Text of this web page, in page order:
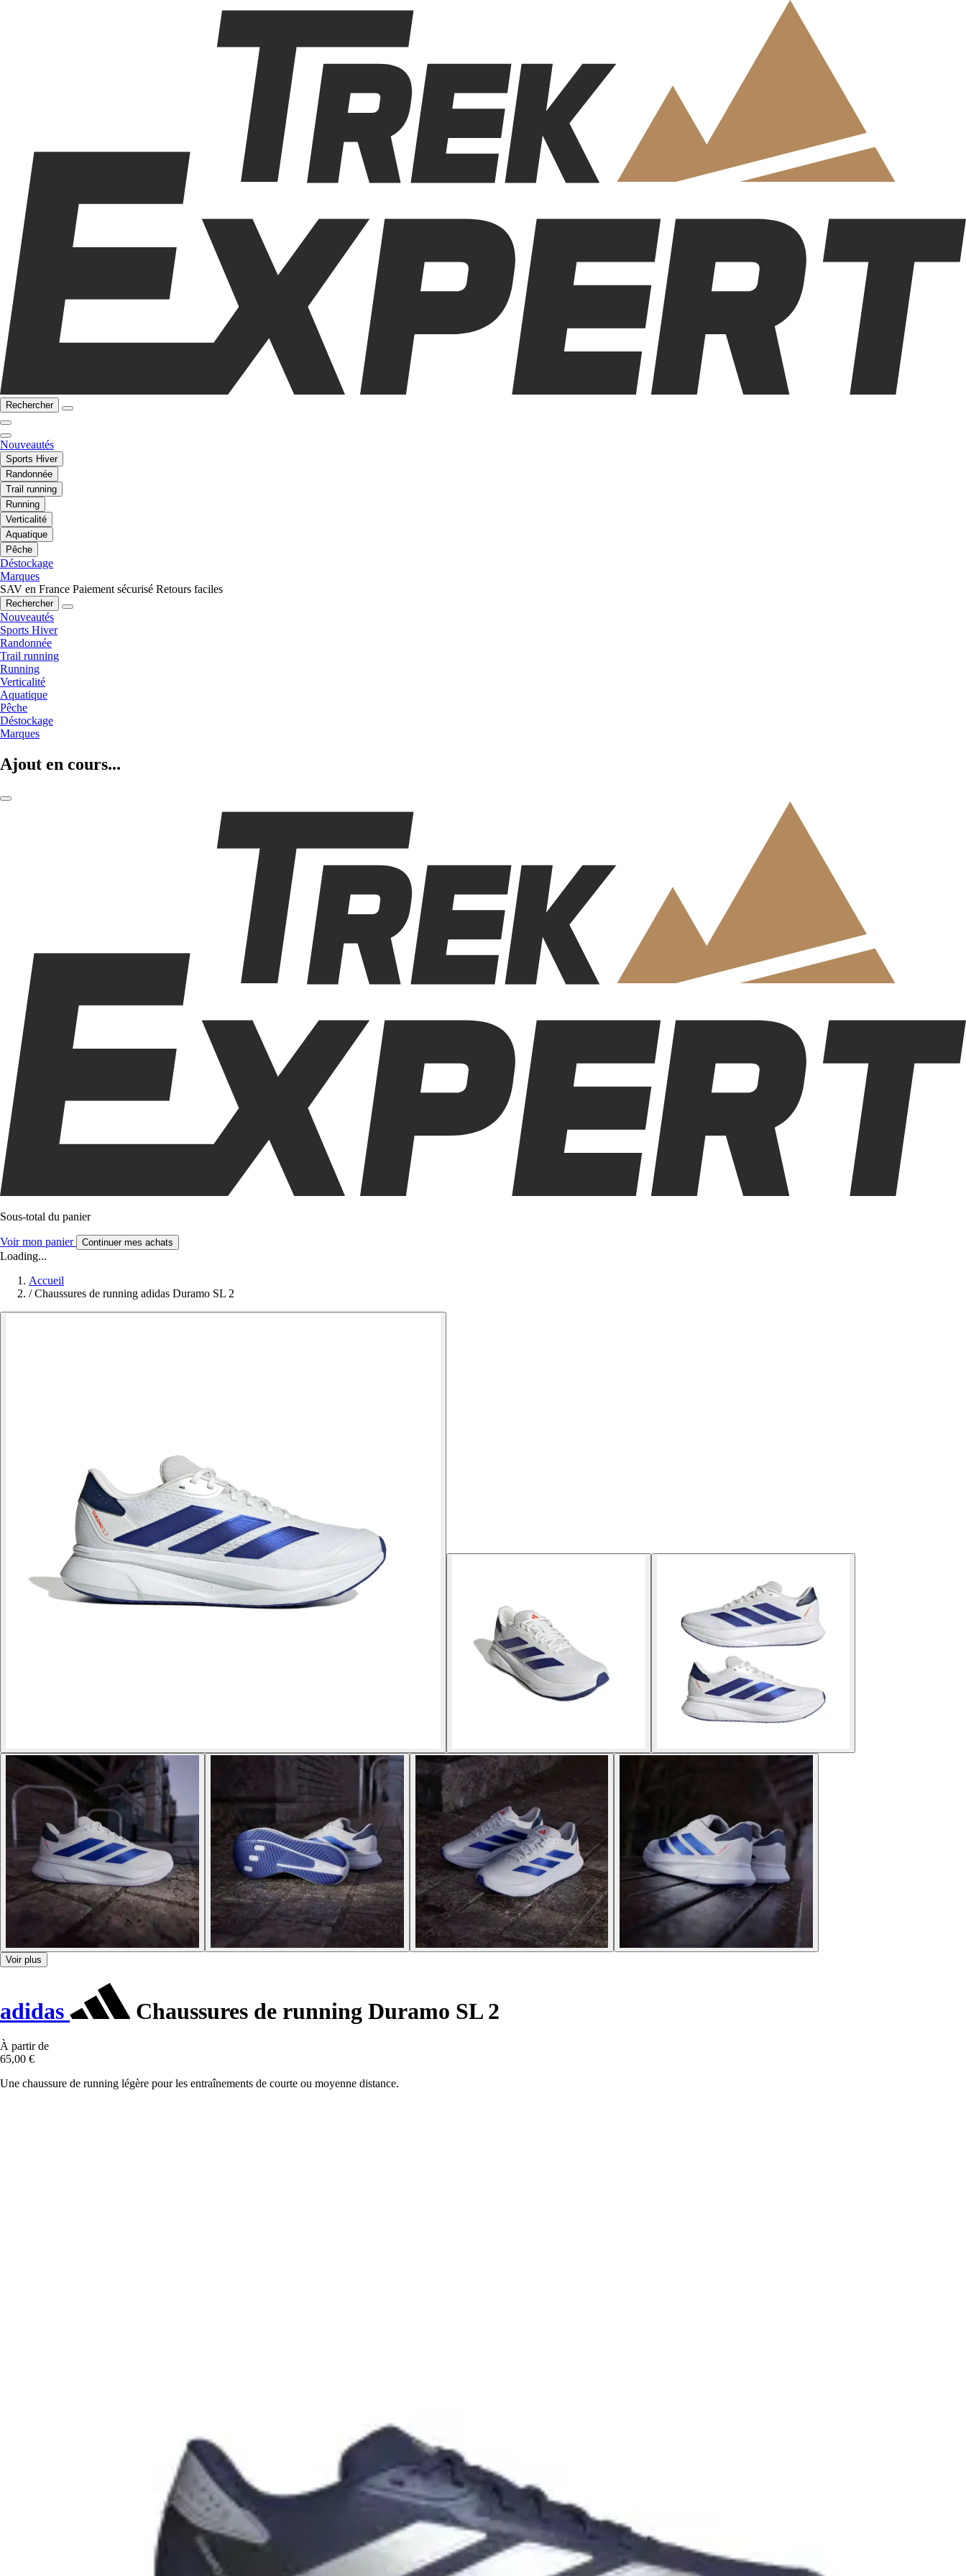
Rechercher
Nouveautés
Sports Hiver
Randonnée
Trail running
Running
Verticalité
Aquatique
Pêche
Déstockage
Marques
SAV en France Paiement sécurisé Retours faciles
Rechercher
Nouveautés
Sports Hiver
Randonnée
Trail running
Running
Verticalité
Aquatique
Pêche
Déstockage
Marques
Ajout en cours...
Sous-total du panier
Voir mon panier Continuer mes achats
Loading...
Accueil
/ Chaussures de running adidas Duramo SL 2
Voir plus
adidas Chaussures de running Duramo SL 2
À partir de
65,00 €
Une chaussure de running légère pour les entraînements de courte ou moyenne distance.